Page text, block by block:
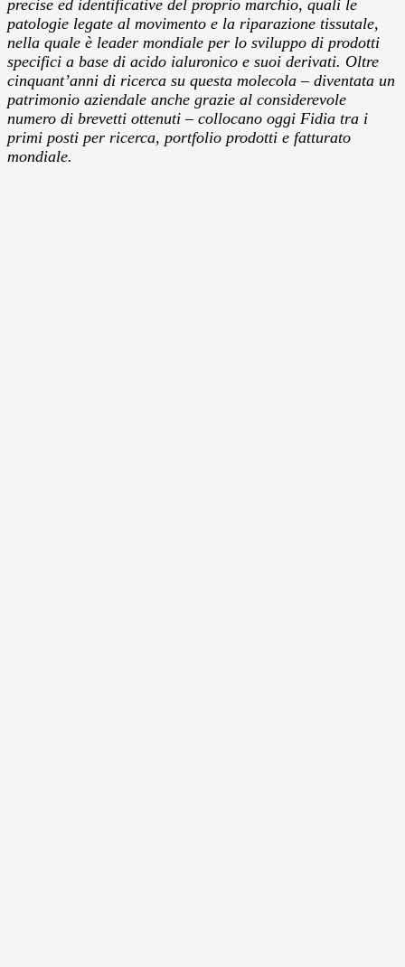
precise ed identificative del proprio marchio, quali le
patologie legate al movimento e la riparazione tissutale,
nella quale è leader mondiale per lo sviluppo di prodotti
specifici a base di acido ialuronico e suoi derivati. Oltre
cinquant’anni di ricerca su questa molecola – diventata un
patrimonio aziendale anche grazie al considerevole
numero di brevetti ottenuti – collocano oggi Fidia tra i
primi posti per ricerca, portfolio prodotti e fatturato
mondiale.